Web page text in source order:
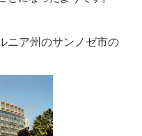
ニア州のサンノゼ市の